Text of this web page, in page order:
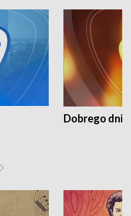
Dobrego dnia